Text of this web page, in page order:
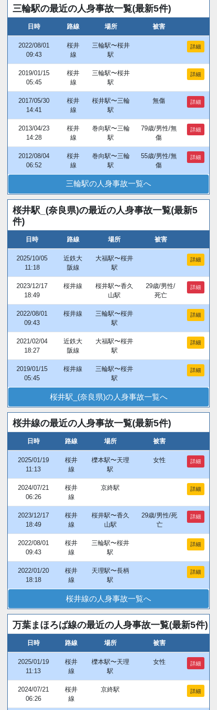
三輪駅の最近の人身事故一覧(最新5件)
日時 路線 場所 被害
2022/08/01
09:43
桜井
線
三輪駅〜桜井
駅
詳細
2019/01/15
05:45
桜井
線
三輪駅〜桜井
駅
詳細
2017/05/30
14:41
桜井
線
桜井駅〜三輪
駅
無傷 詳細
2013/04/23
14:28
桜井
線
巻向駅〜三輪
駅
79歳/男性/無
傷
詳細
2012/08/04
06:52
桜井
線
巻向駅〜三輪
駅
55歳/男性/無
傷
詳細
三輪駅の人身事故一覧へ
桜井駅_(奈良県)の最近の人身事故一覧(最新5
件)
日時 路線 場所 被害
2025/10/05
11:18
近鉄大
阪線
大福駅〜桜井
駅
詳細
2023/12/17
18:49
桜井線
桜井駅〜香久
山駅
29歳/男性/
死亡
詳細
2022/08/01
09:43
桜井線
三輪駅〜桜井
駅
詳細
2021/02/04
18:27
近鉄大
阪線
大福駅〜桜井
駅
詳細
2019/01/15
05:45
桜井線
三輪駅〜桜井
駅
詳細
桜井駅_(奈良県)の人身事故一覧へ
桜井線の最近の人身事故一覧(最新5件)
日時 路線 場所 被害
2025/01/19
11:13
桜井
線
櫟本駅〜天理
駅
女性 詳細
2024/07/21
06:26
桜井
線
京終駅 詳細
2023/12/17
18:49
桜井
線
桜井駅〜香久
山駅
29歳/男性/死
亡
詳細
2022/08/01
09:43
桜井
線
三輪駅〜桜井
駅
詳細
2022/01/20
18:18
桜井
線
天理駅〜長柄
駅
詳細
桜井線の人身事故一覧へ
万葉まほろば線の最近の人身事故一覧(最新5件)
日時 路線 場所 被害
2025/01/19
11:13
桜井
線
櫟本駅〜天理
駅
女性 詳細
2024/07/21
06:26
桜井
線
京終駅 詳細